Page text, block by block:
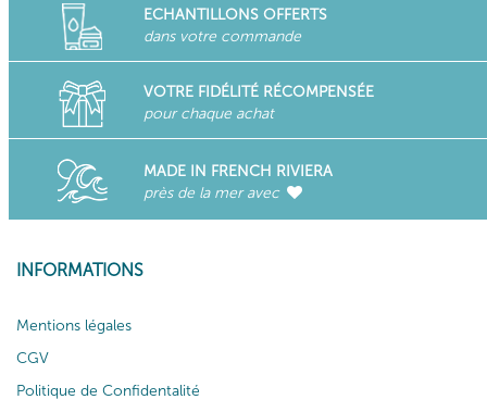
ECHANTILLONS OFFERTS
dans votre commande
VOTRE FIDÉLITÉ RÉCOMPENSÉE
pour chaque achat
MADE IN FRENCH RIVIERA
près de la mer avec
INFORMATIONS
Mentions légales
CGV
Politique de Confidentalité